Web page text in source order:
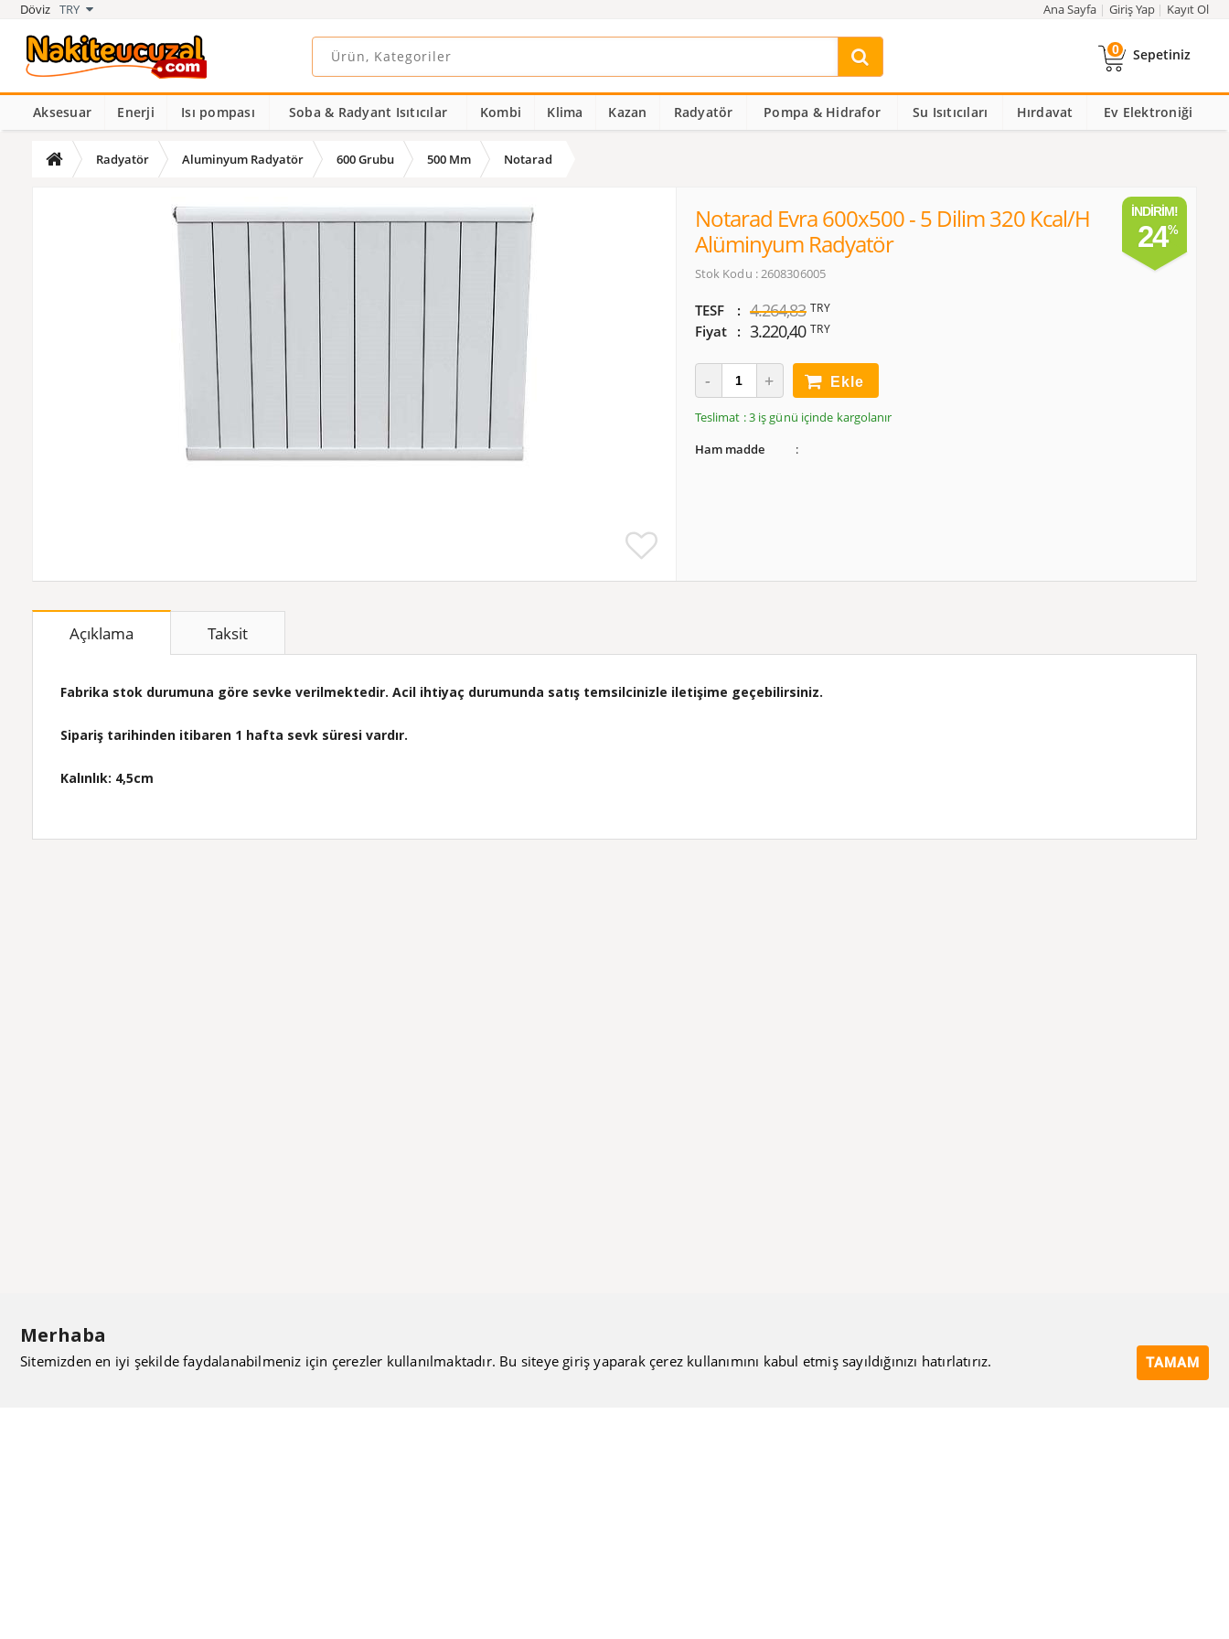
Döviz TRY Ana Sayfa Giriş Yap Kayıt Ol
0 Sepetiniz
Aksesuar Enerji Isı pompası Soba & Radyant Isıtıcılar Kombi Klima Kazan Radyatör Pompa & Hidrafor Su Isıtıcıları Hırdavat Ev Elektroniği
Radyatör Aluminyum Radyatör 600 Grubu 500 Mm Notarad
Notarad Evra 600x500 - 5 Dilim 320 Kcal/h
Alüminyum Radyatör
Stok Kodu : 2608306005
TESF 4.264,83 TRY
Fiyat 3.220,40 TRY
Ekle
Teslimat : 3 iş günü içinde kargolanır
Ham madde
İNDIRIM!
24
Açıklama Taksit
Fabrika stok durumuna göre sevke verilmektedir. Acil ihtiyaç durumunda satış temsilcinizle iletişime geçebilirsiniz.
Sipariş tarihinden itibaren 1 hafta sevk süresi vardır.
Kalınlık: 4,5cm
Merhaba
Sitemizden en iyi şekilde faydalanabilmeniz için çerezler kullanılmaktadır. Bu siteye giriş yaparak çerez kullanımını kabul etmiş sayıldığınızı hatırlatırız. TAMAM